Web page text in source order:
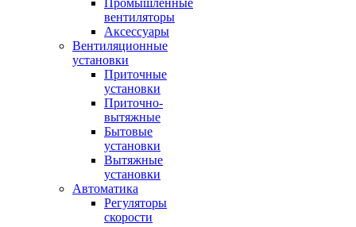
Промышленные
вентиляторы
Аксессуары
Вентиляционные
установки
Приточные
установки
Приточно-
вытяжные
Бытовые
установки
Вытяжные
установки
Автоматика
Регуляторы
скорости